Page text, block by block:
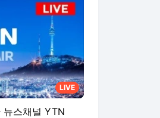
LIVE
스채널 YTN